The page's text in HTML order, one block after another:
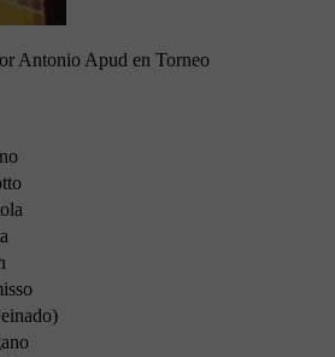
Antonio Apud en Torneo